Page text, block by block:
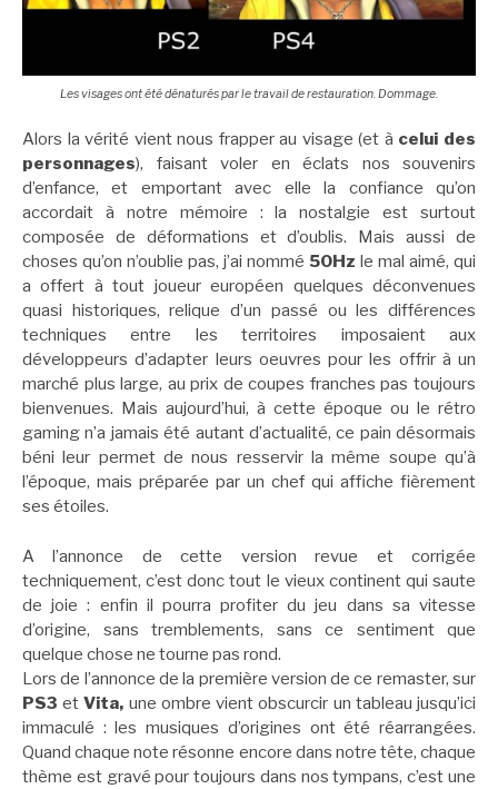
Les visages ont été dénaturés par le travail de restauration. Dommage.
Alors la vérité vient nous frapper au visage (et à celui des
personnages), faisant voler en éclats nos souvenirs
d’enfance, et emportant avec elle la confiance qu’on
accordait à notre mémoire : la nostalgie est surtout
composée de déformations et d’oublis. Mais aussi de
choses qu’on n’oublie pas, j’ai nommé 50Hz le mal aimé, qui
a offert à tout joueur européen quelques déconvenues
quasi historiques, relique d’un passé ou les différences
techniques entre les territoires imposaient aux
développeurs d’adapter leurs oeuvres pour les offrir à un
marché plus large, au prix de coupes franches pas toujours
bienvenues. Mais aujourd’hui, à cette époque ou le rétro
gaming n’a jamais été autant d’actualité, ce pain désormais
béni leur permet de nous resservir la même soupe qu’à
l’époque, mais préparée par un chef qui affiche fièrement
ses étoiles.
A l’annonce de cette version revue et corrigée
techniquement, c’est donc tout le vieux continent qui saute
de joie : enfin il pourra profiter du jeu dans sa vitesse
d’origine, sans tremblements, sans ce sentiment que
quelque chose ne tourne pas rond.
Lors de l’annonce de la première version de ce remaster, sur
PS3 etVita, une ombre vient obscurcir un tableau jusqu’ici
immaculé : les musiques d’origines ont été réarrangées.
Quand chaque note résonne encore dans notre tête, chaque
thème est gravé pour toujours dans nos tympans, c’est une